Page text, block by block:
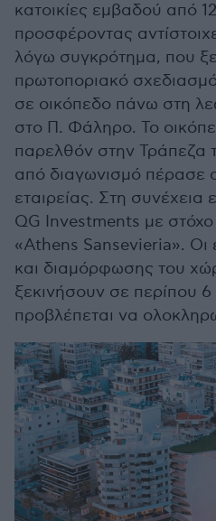
κατοικίες εμβαδού από
προσφέροντας
λόγω συγκρότημα, που
πρωτοποριακό
σε οικόπεδο πάνω στη
στο Π. Φάληρο. Το
παρελθόν στην Τράπεζα
από διαγωνισμό πέρασε
εταιρείας. Στη
QG Investments με
«Athens Sansevieria». Οι
και διαμόρφωσης του
ξεκινήσουν σε περίπου
προβλέπεται να